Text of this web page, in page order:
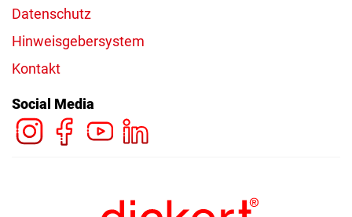
Datenschutz
Hinweisgebersystem
Kontakt
Social Media